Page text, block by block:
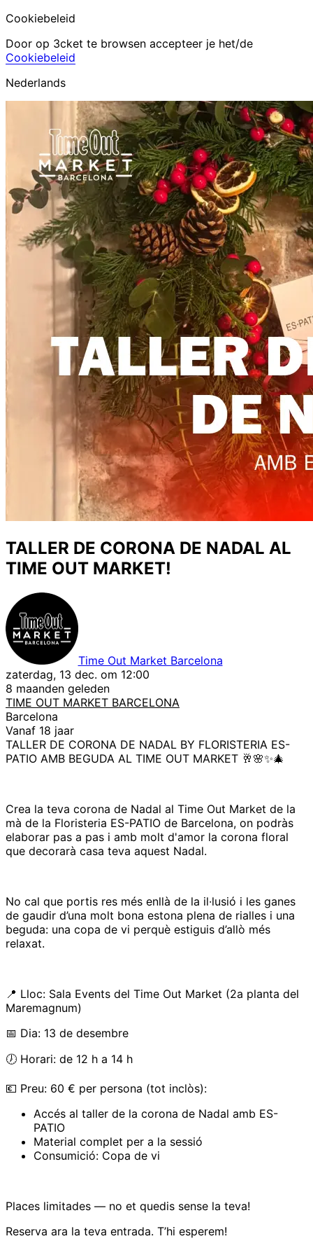
Cookiebeleid
Door op 3cket te browsen accepteer je het/de
Cookiebeleid
Nederlands
TALLER DE CORONA DE NADAL AL
TIME OUT MARKET!
Time Out Market Barcelona
zaterdag, 13 dec. om 12:00
8 maanden geleden
TIME OUT MARKET BARCELONA
Barcelona
Vanaf 18 jaar
TALLER DE CORONA DE NADAL BY FLORISTERIA ES-
PATIO AMB BEGUDA AL TIME OUT MARKET 🥂🌸✨🎄
Crea la teva corona de Nadal al Time Out Market de la
mà de la Floristeria ES-PATIO de Barcelona, on podràs
elaborar pas a pas i amb molt d'amor la corona floral
que decorarà casa teva aquest Nadal.
No cal que portis res més enllà de la il·lusió i les ganes
de gaudir d’una molt bona estona plena de rialles i una
beguda: una copa de vi perquè estiguis d’allò més
relaxat.
📍 Lloc: Sala Events del Time Out Market (2a planta del
Maremagnum)
📅 Dia: 13 de desembre
🕖 Horari: de 12 h a 14 h
💶 Preu: 60 € per persona (tot inclòs):
Accés al taller de la corona de Nadal amb ES-
PATIO
Material complet per a la sessió
Consumició: Copa de vi
Places limitades — no et quedis sense la teva!
Reserva ara la teva entrada. T’hi esperem!